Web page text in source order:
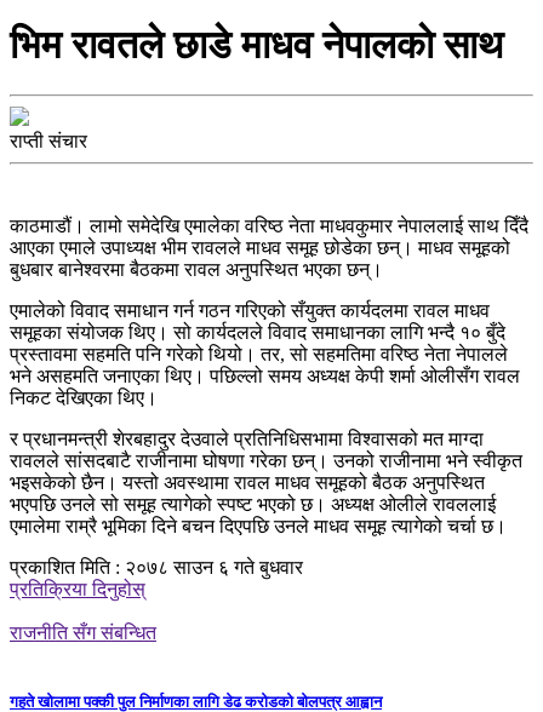
भिम रावतले छाडे माधव नेपालकाे साथ
राप्ती संचार
काठमाडौं। लामो समेदेखि एमालेका वरिष्ठ नेता माधवकुमार नेपाललाई साथ दिँदै
आएका एमाले उपाध्यक्ष भीम रावलले माधव समूह छोडेका छन्। माधव समूहको
बुधबार बानेश्वरमा बैठकमा रावल अनुपस्थित भएका छन्।
एमालेको विवाद समाधान गर्न गठन गरिएको सँयुक्त कार्यदलमा रावल माधव
समूहका संयोजक थिए। सो कार्यदलले विवाद समाधानका लागि भन्दै १० बुँदे
प्रस्तावमा सहमति पनि गरेको थियो। तर, सो सहमतिमा वरिष्ठ नेता नेपालले
भने असहमति जनाएका थिए। पछिल्लो समय अध्यक्ष केपी शर्मा ओलीसँग रावल
निकट देखिएका थिए।
र प्रधानमन्त्री शेरबहादुर देउवाले प्रतिनिधिसभामा विश्वासको मत माग्दा
रावलले सांसदबाटै राजीनामा घोषणा गरेका छन्। उनको राजीनामा भने स्वीकृत
भइसकेको छैन। यस्तो अवस्थामा रावल माधव समूहको बैठक अनुपस्थित
भएपछि उनले सो समूह त्यागेको स्पष्ट भएको छ। अध्यक्ष ओलीले रावललाई
एमालेमा राम्रै भूमिका दिने बचन दिएपछि उनले माधव समूह त्यागेको चर्चा छ।
प्रकाशित मिति : २०७८ साउन ६ गते बुधवार
प्रतिक्रिया दिनुहोस्
राजनीति सँग संबन्धित
गहते खोलामा पक्की पुल निर्माणका लागि डेढ करोडको बोलपत्र आह्वान